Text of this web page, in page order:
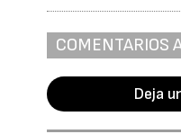
COMENTARIOS
Deja